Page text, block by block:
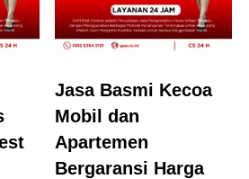
Jasa Basmi Kecoa
Mobil dan
Apartemen
Bergaransi Harga